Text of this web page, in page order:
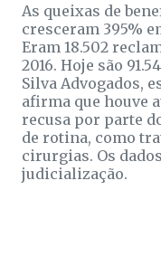
As queixas de
cresceram 395%
Eram 18.502
2016. Hoje são
Silva Advogados,
afirma que houve
recusa por parte
de rotina, como
cirurgias. Os
judicialização.